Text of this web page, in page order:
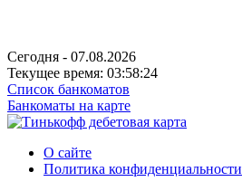
Сегодня - 07.08.2026
Текущее время: 03:58:24
Список банкоматов
Банкоматы на карте
О сайте
Политика конфиденциальности